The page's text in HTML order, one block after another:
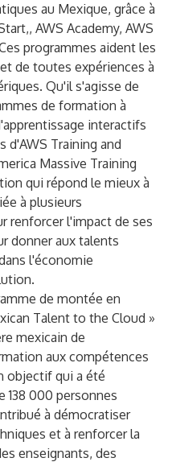
au Mexique, grâce à
, AWS Academy, AWS
programmes aident les
de toutes expériences à
Qu'il s'agisse de
de formation à
interactifs
d'AWS Training and
Massive Training
qui répond le mieux à
à plusieurs
renforcer l'impact de ses
donner aux talents
l'économie
de montée en
Talent to the Cloud »
mexicain de
aux compétences
objectif qui a été
138 000 personnes
à démocratiser
et à renforcer la
enseignants, des